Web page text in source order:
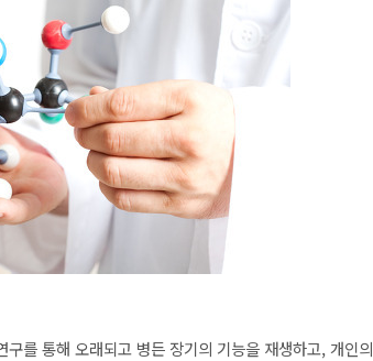
를 통해 오래되고 병든 장기의 기능을 재생하고, 개인의